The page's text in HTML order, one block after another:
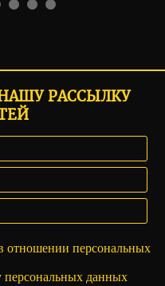
РАССЫЛКУ
отношении персональных
персональных данных